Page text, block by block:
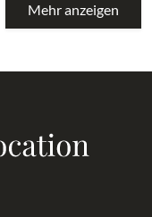
Mehr anzeigen